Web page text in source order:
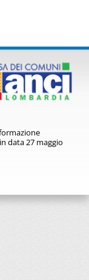
in data 27 maggio